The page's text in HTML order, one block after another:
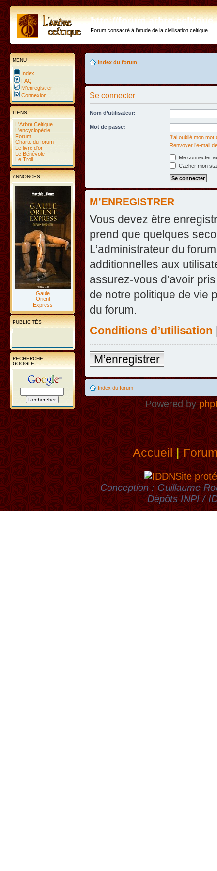
http://forum.arbre-
Forum consacré à l'étude de la civilisation celtique
MENU
Index
FAQ
M’enregistrer
Connexion
LIENS
L'Arbre Celtique
L'encyclopédie
Forum
Charte du forum
Le livre d'or
Le Bénévole
Le Troll
ANNONCES
Gaule
Orient
Express
PUBLICITÉS
RECHERCHE
GOOGLE
Index du forum
Se connecter
Nom d’utilisateur:
Mot de passe:
J’ai oublié mon mot
Renvoyer l’e-mail
Me connecter
Cacher mon
M’ENREGISTRER
Vous devez être
prend que quelques
L’administrateur du
additionnelles aux
assurez-vous d’avoir
de notre politique de vie
du forum.
Conditions d’utilisation
M’enregistrer
Index du forum
Powered by
Accueil|
Site
Conception : Guillaume
Dèpôts INPI /